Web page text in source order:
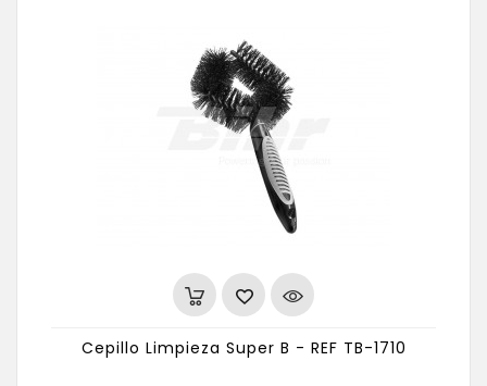
Cepillo Limpieza Super B - REF TB-1710